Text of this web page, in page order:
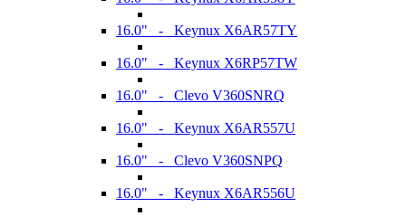
16.0" - Keynux X6AR57TY
16.0" - Keynux X6RP57TW
16.0" - Clevo V360SNRQ
16.0" - Keynux X6AR557U
16.0" - Clevo V360SNPQ
16.0" - Keynux X6AR556U